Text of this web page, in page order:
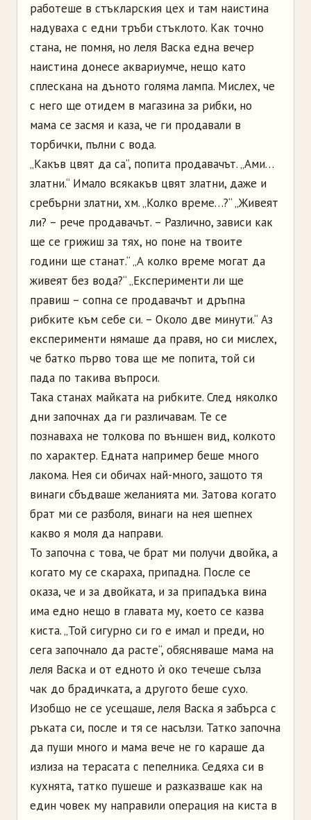
работеше в стъкларския цех и там наистина
надуваха с едни тръби стъклото. Как точно
стана, не помня, но леля Васка една вечер
наистина донесе аквариумче, нещо като
сплескана на дъното голяма лампа. Мислех, че
с него ще отидем в магазина за рибки, но
мама се засмя и каза, че ги продавали в
торбички, пълни с вода.
„Какъв цвят да са“, попита продавачът. „Ами…
златни.“ Имало всякакъв цвят златни, даже и
сребърни златни, хм. „Колко време…?“ „Живеят
ли? – рече продавачът. – Различно, зависи как
ще се грижиш за тях, но поне на твоите
години ще станат.“ „А колко време могат да
живеят без вода?“ „Експерименти ли ще
правиш – сопна се продавачът и дръпна
рибките към себе си. – Около две минути.“ Аз
експерименти нямаше да правя, но си мислех,
че батко първо това ще ме попита, той си
пада по такива въпроси.
Така станах майката на рибките. След няколко
дни започнах да ги различавам. Те се
познаваха не толкова по външен вид, колкото
по характер. Едната например беше много
лакома. Нея си обичах най-много, защото тя
винаги сбъдваше желанията ми. Затова когато
брат ми се разболя, винаги на нея шепнех
какво я моля да направи.
То започна с това, че брат ми получи двойка, а
когато му се скараха, припадна. После се
оказа, че и за двойката, и за припадъка вина
има едно нещо в главата му, което се казва
киста. „Той сигурно си го е имал и преди, но
сега започнало да расте“, обясняваше мама на
леля Васка и от едното ѝ око течеше сълза
чак до брадичката, а другото беше сухо.
Изобщо не се усещаше, леля Васка я забърса с
ръката си, после и тя се насълзи. Татко започна
да пуши много и мама вече не го караше да
излиза на терасата с пепелника. Седяха си в
кухнята, татко пушеше и разказваше как на
един човек му направили операция на киста в